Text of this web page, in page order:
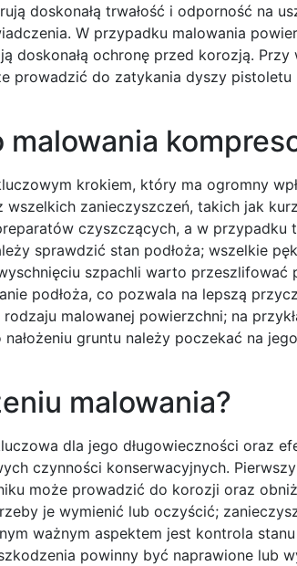
doskonałą trwałość i odporność na
W przypadku malowania
doskonałą ochronę przed korozją.
prowadzić do zatykania dyszy pistoletu
krokiem, który ma ogromny
zanieczyszczeń, takich jak
czyszczących, a w przypadku
sprawdzić stan podłoża; wszelkie
szpachli warto przeszlifować
podłoża, co pozwala na lepszą
malowanej powierzchni; na
gruntu należy poczekać na
malowania?
dla jego długowieczności oraz
czynności konserwacyjnych.
może prowadzić do korozji oraz
je wymienić lub oczyścić;
ważnym aspektem jest kontrola
powinny być naprawione lub